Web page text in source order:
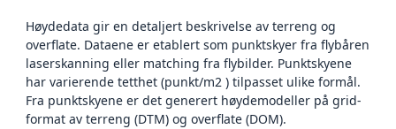
Høydedata gir en detaljert beskrivelse av terreng og
overflate. Dataene er etablert som punktskyer fra flybåren
laserskanning eller matching fra flybilder. Punktskyene
har varierende tetthet (punkt/m2 ) tilpasset ulike formål.
Fra punktskyene er det generert høydemodeller på grid-
format av terreng (DTM) og overflate (DOM).